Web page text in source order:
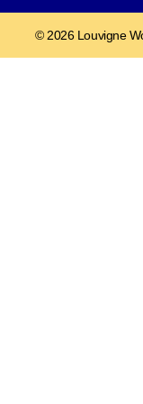
© 2026 Louvigne